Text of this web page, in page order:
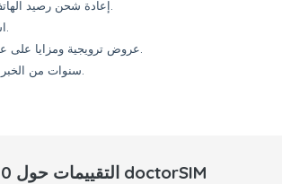
28,000 التقييمات حول doctorSIM